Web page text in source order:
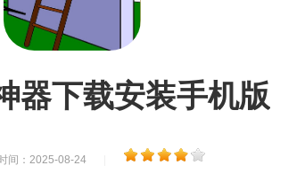
器下载安装手机版
间：2025-08-24